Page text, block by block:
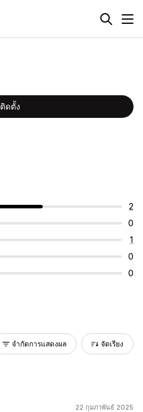
ติดตั้ง
2
0
1
0
0
จำกัดการแสดงผล จัดเรียง
22 กุมภาพันธ์ 2025